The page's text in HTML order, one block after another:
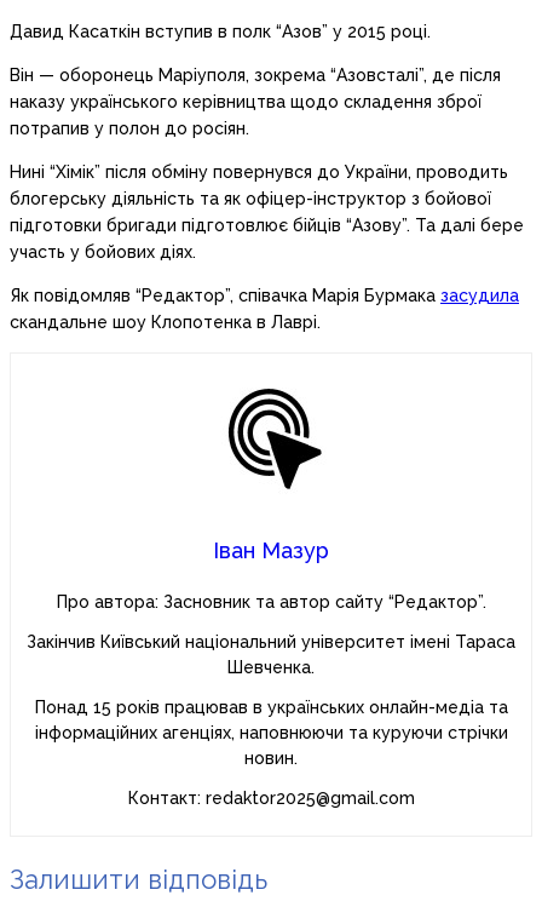
Давид Касаткін вступив в полк “Азов” у 2015 році.
Він — оборонець Маріуполя, зокрема “Азовсталі”, де після
наказу українського керівництва щодо складення зброї
потрапив у полон до росіян.
Нині “Хімік” після обміну повернувся до України, проводить
блогерську діяльність та як офіцер-інструктор з бойової
підготовки бригади підготовлює бійців “Азову”. Та далі бере
участь у бойових діях.
Як повідомляв “Редактор”, співачка Марія Бурмака засудила
скандальне шоу Клопотенка в Лаврі.
Іван Мазур
Про автора: Засновник та автор сайту “Редактор”.
Закінчив Київський національний університет імені Тараса
Шевченка.
Понад 15 років працював в українських онлайн-медіа та
інформаційних агенціях, наповнюючи та куруючи стрічки
новин.
Контакт: redaktor2025@gmail.com
Залишити відповідь